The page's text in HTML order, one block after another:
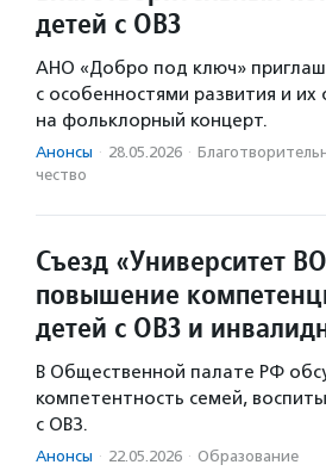
детей с ОВЗ
АНО «Добро под ключ»
с особенностями развития и их
на фольклорный концерт.
Анонсы · 28.05.2026 ·
чест­во
Съезд «Университет
повышение
детей с ОВЗ и
В Общественной палате РФ
компетентность семей,
с ОВЗ.
Анонсы · 22.05.2026 · Образование